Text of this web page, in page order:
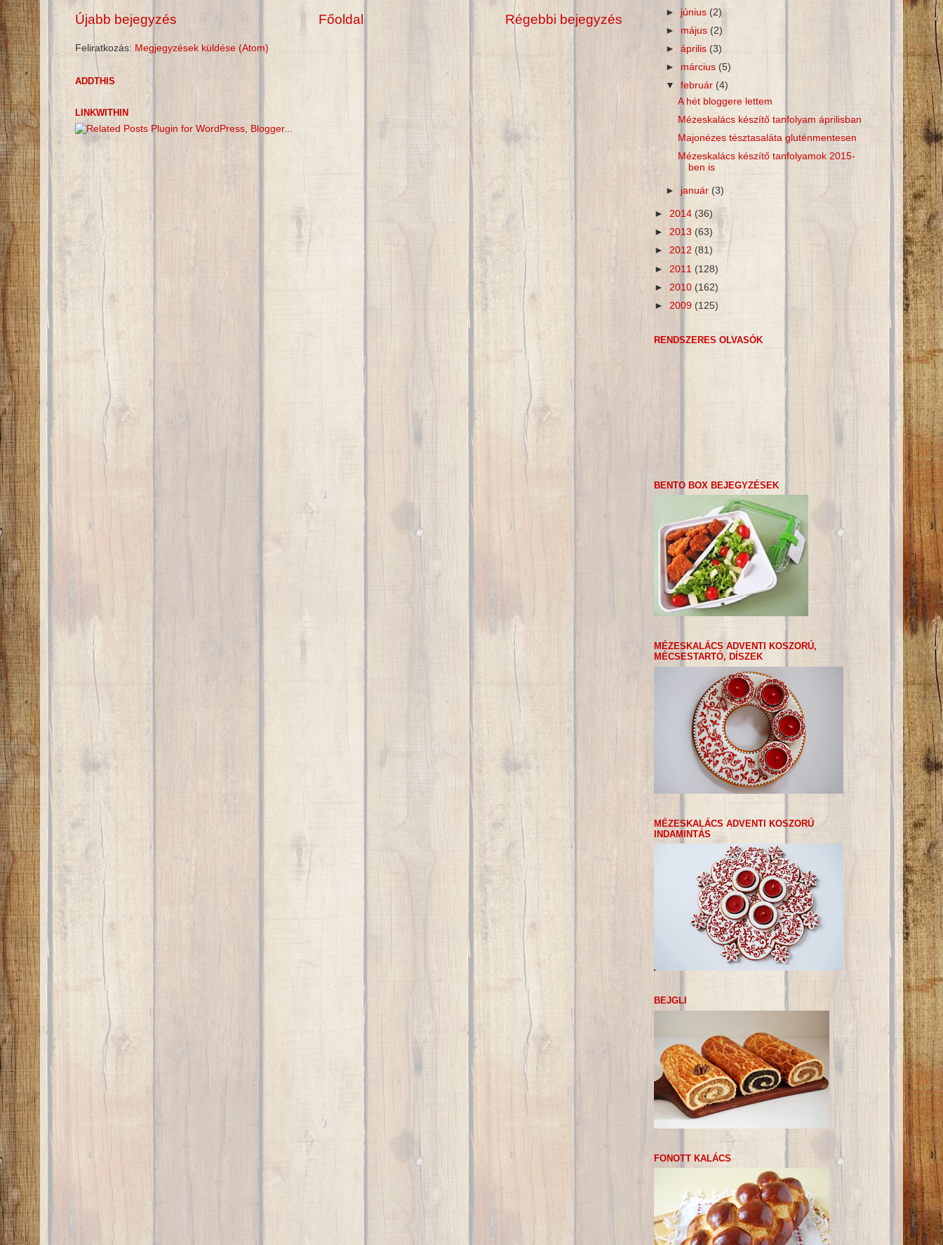
Újabb bejegyzés Régebbi bejegyzés
Főoldal
Feliratkozás: Megjegyzések küldése (Atom)
ADDTHIS
LINKWITHIN
► június (2)
► május (2)
►április (3)
► március(5)
▼február (4)
A hét bloggere lettem
Mézeskalács készítő tanfolyam áprilisban
Majonézes tésztasaláta gluténmentesen
Mézeskalács készítő tanfolyamok 2015-
ben is
► január (3)
► 2014 (36)
► 2013 (63)
► 2012 (81)
► 2011 (128)
► 2010 (162)
► 2009 (125)
RENDSZERES OLVASÓK
BENTO BOX BEJEGYZÉSEK
MÉZESKALÁCS ADVENTI KOSZORÚ,
MÉCSESTARTÓ, DÍSZEK
MÉZESKALÁCS ADVENTI KOSZORÚ
INDAMINTÁS
BEJGLI
FONOTT KALÁCS